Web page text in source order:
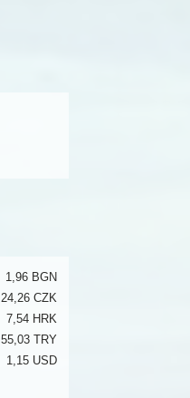
1,96 BGN
24,26 CZK
7,54 HRK
55,03 TRY
1,15 USD